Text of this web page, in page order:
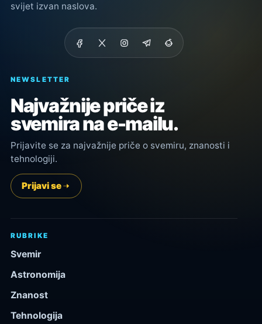
svijet izvan naslova.
NEWSLETTER
Najvažnije priče iz
svemira na e-mailu.
Prijavite se za najvažnije priče o svemiru, znanosti i
tehnologiji.
Prijavi se
RUBRIKE
Svemir
Astronomija
Znanost
Tehnologija